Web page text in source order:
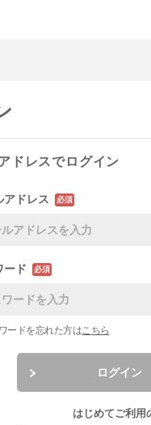
ドレスでログイン
アドレス 必須
ード 必須
ードを忘れた方はこちら
ログイン
はじめてご利用